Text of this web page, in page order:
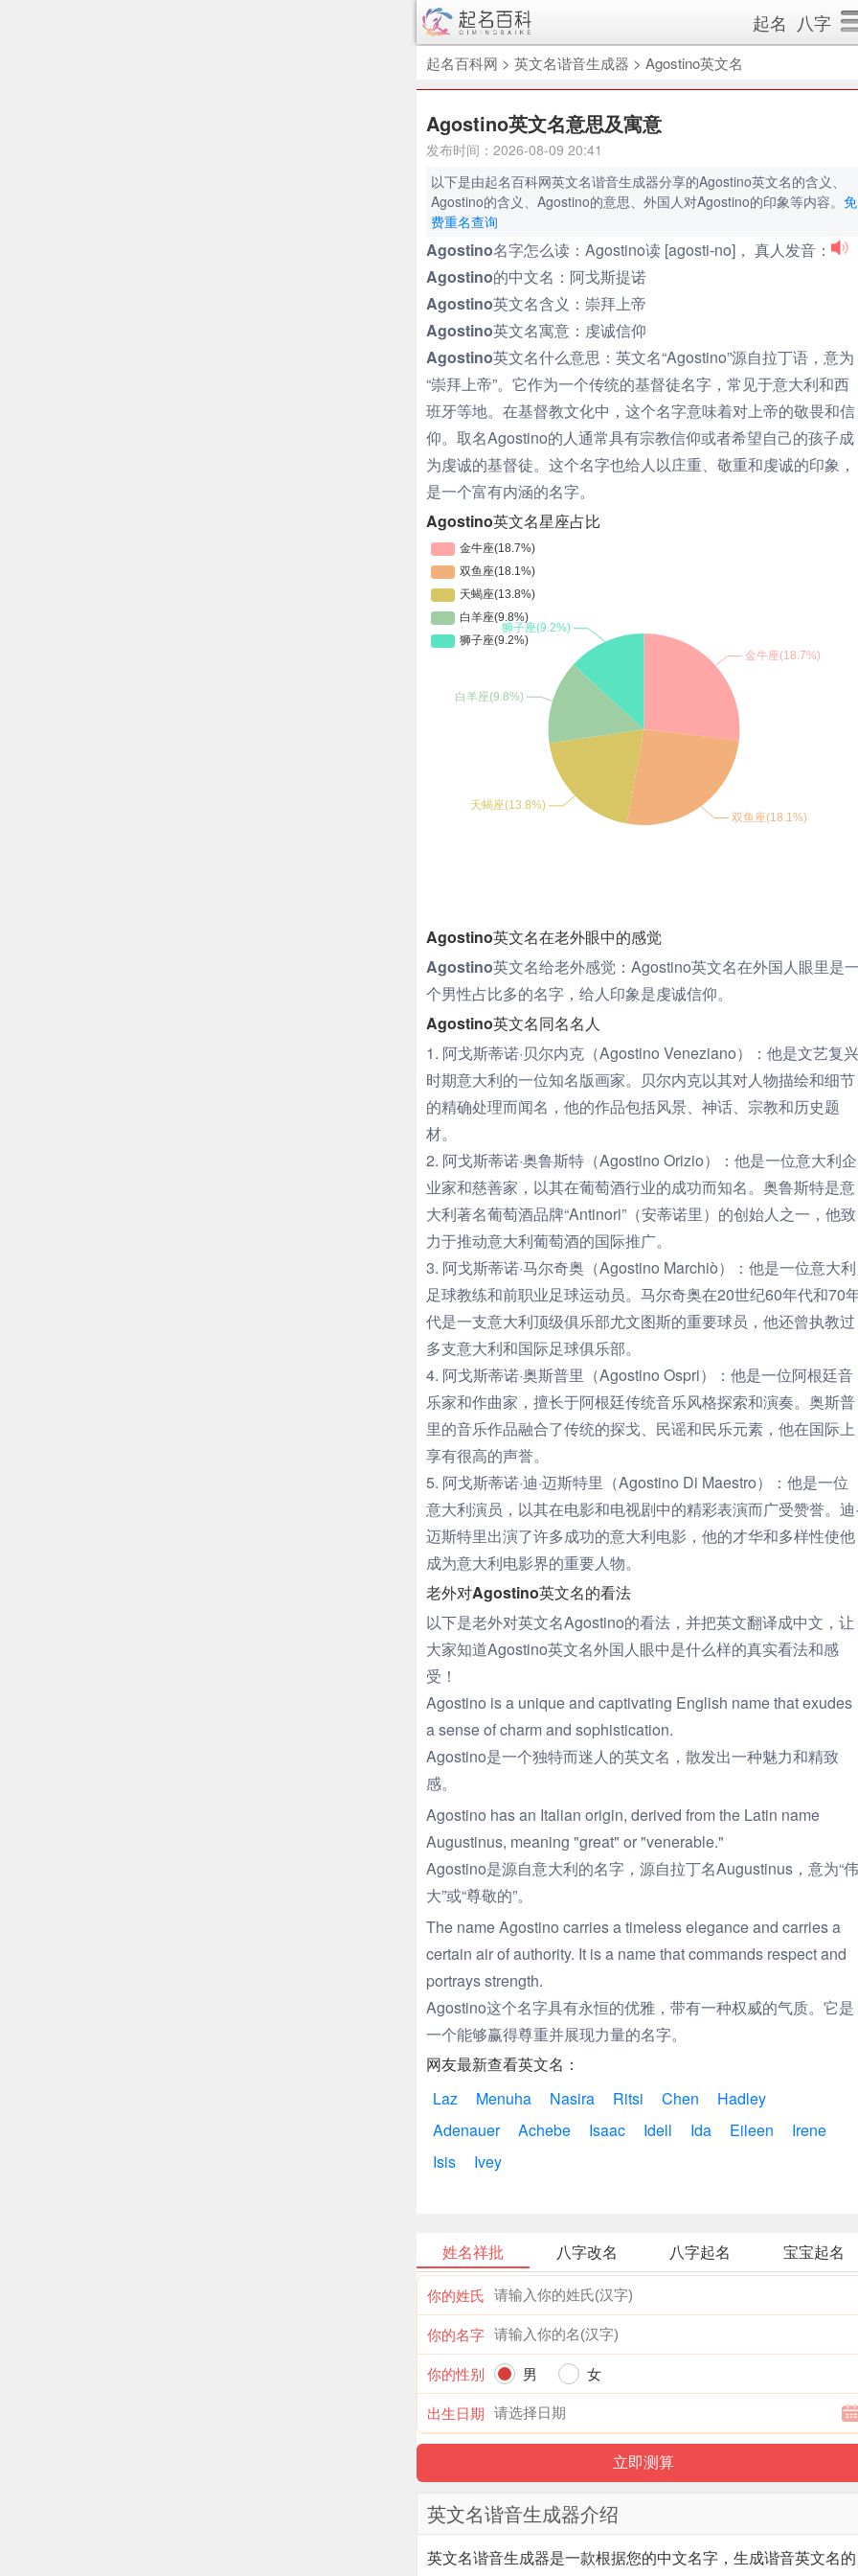
起名 八字
起名百科网 > 英文名谐音生成器 > Agostino英文名
Agostino英文名意思及寓意
发布时间：2026-08-09 20:41
以下是由起名百科网英文名谐音生成器分享的Agostino英文名的含义、
Agostino的含义、Agostino的意思、外国人对Agostino的印象等内容。 免
费重名查询
Agostino名字怎么读： Agostino读 [agosti-no]， 真人发音：
Agostino的中文名： 阿戈斯提诺
Agostino英文名含义： 崇拜上帝
Agostino英文名寓意： 虔诚信仰
Agostino英文名什么意思： 英文名“Agostino”源自拉丁语，意为
“崇拜上帝”。它作为一个传统的基督徒名字，常见于意大利和西
班牙等地。在基督教文化中，这个名字意味着对上帝的敬畏和信
仰。取名Agostino的人通常具有宗教信仰或者希望自己的孩子成
为虔诚的基督徒。这个名字也给人以庄重、敬重和虔诚的印象，
是一个富有内涵的名字。
Agostino英文名星座占比
Agostino英文名在老外眼中的感觉
Agostino英文名给老外感觉： Agostino英文名在外国人眼里是
个男性占比多的名字，给人印象是虔诚信仰。
Agostino英文名同名名人
1. 阿戈斯蒂诺·贝尔内克（Agostino Veneziano）：他是文艺复兴
时期意大利的一位知名版画家。贝尔内克以其对人物描绘和细节
的精确处理而闻名，他的作品包括风景、神话、宗教和历史题
材。
2. 阿戈斯蒂诺·奥鲁斯特（Agostino Orizio）：他是一位意大利企
业家和慈善家，以其在葡萄酒行业的成功而知名。奥鲁斯特是意
大利著名葡萄酒品牌“Antinori”（安蒂诺里）的创始人之一，他致
力于推动意大利葡萄酒的国际推广。
3. 阿戈斯蒂诺·马尔奇奥（Agostino Marchiò）：他是一位意大利
足球教练和前职业足球运动员。马尔奇奥在20世纪60年代和70
代是一支意大利顶级俱乐部尤文图斯的重要球员，他还曾执教过
多支意大利和国际足球俱乐部。
4. 阿戈斯蒂诺·奥斯普里（Agostino Ospri）：他是一位阿根廷音
乐家和作曲家，擅长于阿根廷传统音乐风格探索和演奏。奥斯普
里的音乐作品融合了传统的探戈、民谣和民乐元素，他在国际上
享有很高的声誉。
5. 阿戈斯蒂诺·迪·迈斯特里（Agostino Di Maestro）：他是一位
意大利演员，以其在电影和电视剧中的精彩表演而广受赞誉。迪·
迈斯特里出演了许多成功的意大利电影，他的才华和多样性使他
成为意大利电影界的重要人物。
老外对Agostino英文名的看法
以下是老外对英文名Agostino的看法，并把英文翻译成中文，让
大家知道Agostino英文名外国人眼中是什么样的真实看法和感
受！
Agostino is a unique and captivating English name that exudes
a sense of charm and sophistication.
Agostino是一个独特而迷人的英文名，散发出一种魅力和精致
感。
Agostino has an Italian origin, derived from the Latin name
Augustinus, meaning "great" or "venerable."
Agostino是源自意大利的名字，源自拉丁名Augustinus，意为“伟
大”或“尊敬的”。
The name Agostino carries a timeless elegance and carries a
certain air of authority. It is a name that commands respect and
portrays strength.
Agostino这个名字具有永恒的优雅，带有一种权威的气质。它是
一个能够赢得尊重并展现力量的名字。
网友最新查看英文名：
Laz
Menuha Nasira Ritsi Chen
Hadley
Adenauer
Achebe Isaac Idell Ida Eileen
Irene
Isis
Ivey
姓名祥批 八字改名 八字起名 宝宝起名
你的姓氏
你的名字
你的性别
男
女
出生日期
英文名谐音生成器介绍
英文名谐音生成器是一款根据您的中文名字，生成谐音英文名的